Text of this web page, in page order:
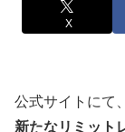
X
公式サイトにて、
新たなリミット